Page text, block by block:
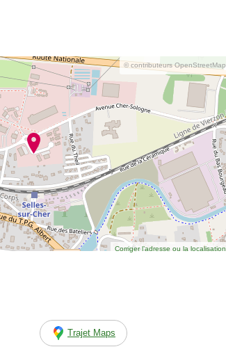
© contributeurs OpenStreetMap
Corriger l’adresse ou la localisation
Trajet Maps